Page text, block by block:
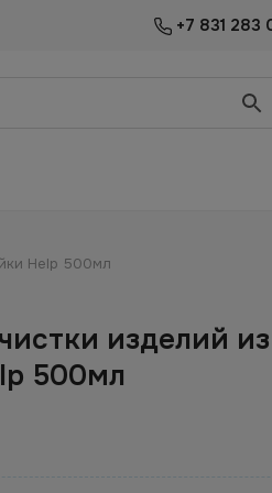
+7 831 283
Help 500мл
изделий из
500мл